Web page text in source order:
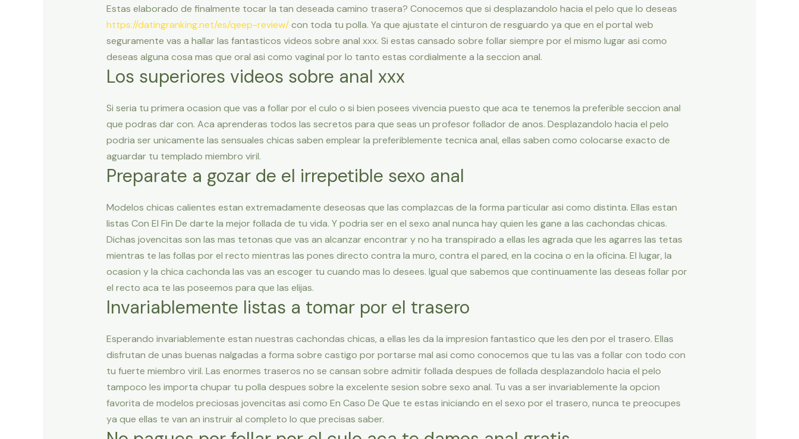
Estas elaborado de finalmente tocar la tan deseada camino trasera? Conocemos que si desplazandolo hacia el pelo que lo deseas
https://datingranking.net/es/qeep-review/con toda tu polla. Ya que ajustate el cinturon de resguardo ya que en el portal web
seguramente vas a hallar las fantasticos videos sobre anal xxx. Si estas cansado sobre follar siempre por el mismo lugar asi­ como
deseas alguna cosa mas que oral asi­ como vaginal por lo tanto estas cordialmente a la seccion anal.
Los superiores videos sobre anal xxx
Si seri­a tu primera ocasion que vas a follar por el culo o si bien posees vivencia puesto que aca te tenemos la preferible seccion anal
que podras dar con. Aca aprenderas todos las secretos para que seas un profesor follador de anos. Desplazandolo hacia el pelo
podri­a ser unicamente las sensuales chicas saben emplear la preferiblemente tecnica anal, ellas saben como colocarse exacto de
aguardar tu templado miembro viril.
Preparate a gozar de el irrepetible sexo anal
Modelos chicas calientes estan extremadamente deseosas que las complazcas de la forma particular asi­ como distinta. Ellas estan
listas Con El Fin De darte la mejor follada de tu vida. Y podri­a ser en el sexo anal nunca hay quien les gane a las cachondas chicas.
Dichas jovencitas son las mas tetonas que vas an alcanzar encontrar y no ha transpirado a ellas les agrada que les agarres las tetas
mientras te las follas por el recto mientras las pones directo contra la muro, contra el pared, en la cocina o en la oficina. El lugar, la
ocasion y la chica cachonda las vas an escoger tu cuando mas lo desees. Igual que sabemos que continuamente las deseas follar por
el recto aca te las poseemos para que las elijas.
Invariablemente listas a tomar por el trasero
Esperando invariablemente estan nuestras cachondas chicas, a ellas les da la impresion fantastico que les den por el trasero. Ellas
disfrutan de unas buenas nalgadas a forma sobre castigo por portarse mal asi­ como conocemos que tu las vas a follar con todo con
tu fuerte miembro viril. Las enormes traseros no se cansan sobre admitir follada despues de follada desplazandolo hacia el pelo
tampoco les importa chupar tu polla despues sobre la excelente sesion sobre sexo anal. Tu vas a ser invariablemente la opcion
favorita de modelos preciosas jovencitas asi­ como En Caso De Que te estas iniciando en el sexo por el trasero, nunca te preocupes
ya que ellas te van an instruir al completo lo que precisas saber.